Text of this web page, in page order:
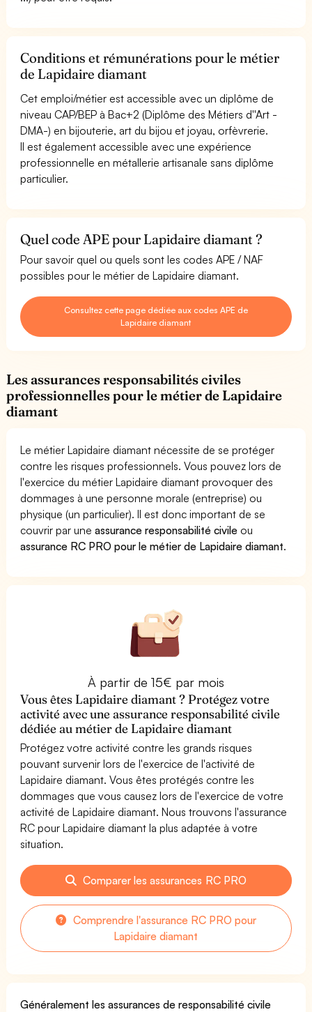
Conditions et rémunérations pour le métier
de Lapidaire diamant
Cet emploi/métier est accessible avec un diplôme de
niveau CAP/BEP à Bac+2 (Diplôme des Métiers d''Art -
DMA-) en bijouterie, art du bijou et joyau, orfèvrerie.
Il est également accessible avec une expérience
professionnelle en métallerie artisanale sans diplôme
particulier.
Quel code APE pour Lapidaire diamant ?
Pour savoir quel ou quels sont les codes APE / NAF
possibles pour le métier de Lapidaire diamant.
Consultez cette page dédiée aux codes APE de
Lapidaire diamant
Les assurances responsabilités civiles
professionnelles pour le métier de Lapidaire
diamant
Le métier Lapidaire diamant nécessite de se protéger
contre les risques professionnels. Vous pouvez lors de
l'exercice du métier Lapidaire diamant provoquer des
dommages à une personne morale (entreprise) ou
physique (un particulier). Il est donc important de se
couvrir par uneassurance responsabilité civile ou
assurance RC PRO pour le métier de Lapidaire diamant.
À partir de 15€ par mois
Vous êtes Lapidaire diamant ? Protégez votre
activité avec une assurance responsabilité civile
dédiée au métier de Lapidaire diamant
Protégez votre activité contre les grands risques
pouvant survenir lors de l'exercice de l'activité de
Lapidaire diamant. Vous êtes protégés contre les
dommages que vous causez lors de l'exercice de votre
activité de Lapidaire diamant. Nous trouvons l'assurance
RC pour Lapidaire diamant la plus adaptée à votre
situation.
Comparer les assurances RC PRO
Comprendre l'assurance RC PRO pour
Lapidaire diamant
Généralement les assurances de responsabilité civile